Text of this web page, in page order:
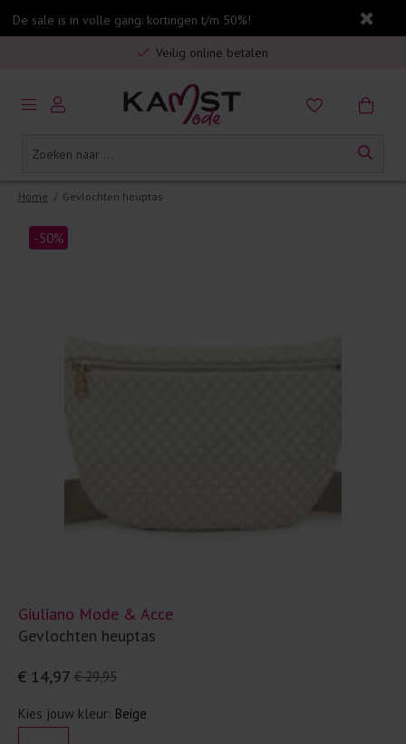
De sale is in volle gang: kortingen t/m 50%!
Gratis verzending in Nederland vanaf €75,-
Veilig online betalen
5% spaarbonus op jouw aankoop
Gratis verzending in Nederland vanaf €75,-
Home / Gevlochten heuptas
-50%
Giuliano Mode & Acce
Gevlochten heuptas
€ 29,95
€ 14,97
Kies jouw kleur: Beige